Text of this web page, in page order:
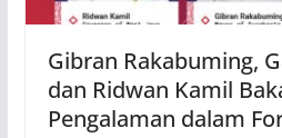
Gibran Rakabuming,
dan Ridwan Kamil
Pengalaman dalam